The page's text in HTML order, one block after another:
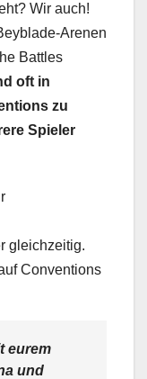
Wir auch!
Arenen
Battles
oft in
zu
Spieler
gleichzeitig.
Conventions
eurem
und